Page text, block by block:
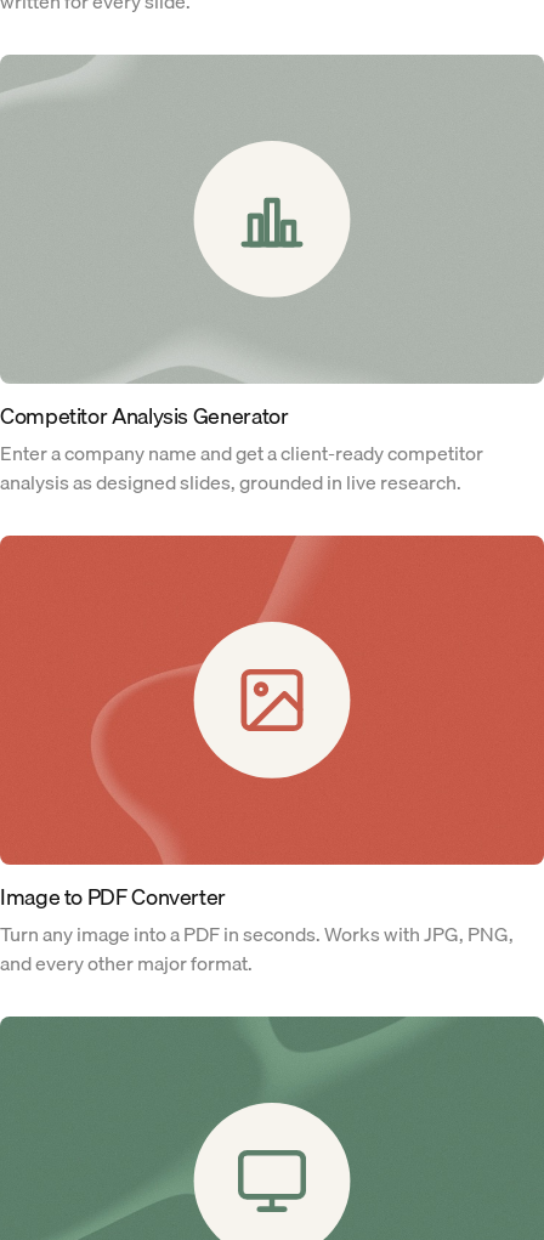
Competitor Analysis Generator
Enter a company name and get a client-ready competitor
analysis as designed slides, grounded in live research.
Image to PDF Converter
Turn any image into a PDF in seconds. Works with JPG, PNG,
and every other major format.